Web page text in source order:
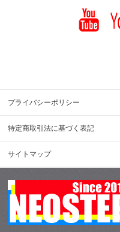
プライバシーポリシー
特定商取引法に基づく表記
サイトマップ